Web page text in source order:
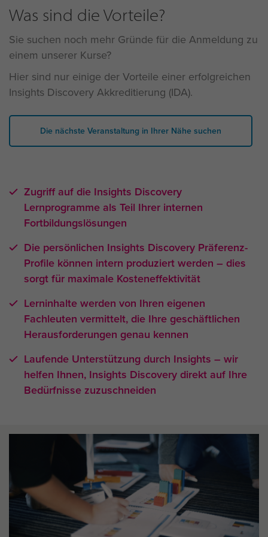
Was sind die Vorteile?
Sie suchen noch mehr Gründe für die Anmeldung zu
einem unserer Kurse?
Hier sind nur einige der Vorteile einer erfolgreichen
Insights Discovery Akkreditierung (IDA).
Die nächste Veranstaltung in Ihrer Nähe suchen
Zugriff auf die Insights Discovery
Lernprogramme als Teil Ihrer internen
Fortbildungslösungen
Die persönlichen Insights Discovery Präferenz-
Profile können intern produziert werden – dies
sorgt für maximale Kosteneffektivität
Lerninhalte werden von Ihren eigenen
Fachleuten vermittelt, die Ihre geschäftlichen
Herausforderungen genau kennen
Laufende Unterstützung durch Insights – wir
helfen Ihnen, Insights Discovery direkt auf Ihre
Bedürfnisse zuzuschneiden